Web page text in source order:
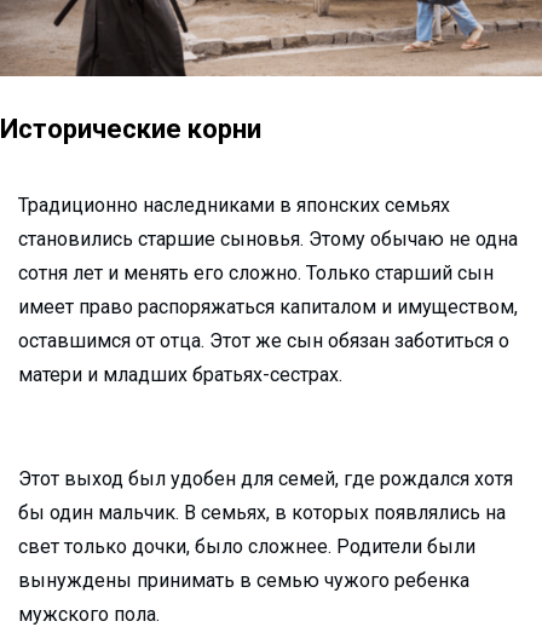
Исторические корни
Традиционно наследниками в японских семьях
становились старшие сыновья. Этому обычаю не одна
сотня лет и менять его сложно. Только старший сын
имеет право распоряжаться капиталом и имуществом,
оставшимся от отца. Этот же сын обязан заботиться о
матери и младших братьях-сестрах.
Этот выход был удобен для семей, где рождался хотя
бы один мальчик. В семьях, в которых появлялись на
свет только дочки, было сложнее. Родители были
вынуждены принимать в семью чужого ребенка
мужского пола.